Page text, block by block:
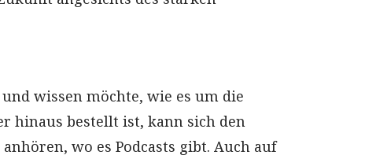
wissen möchte, wie es um die
hinaus bestellt ist, kann sich den
wo es Podcasts gibt. Auch auf